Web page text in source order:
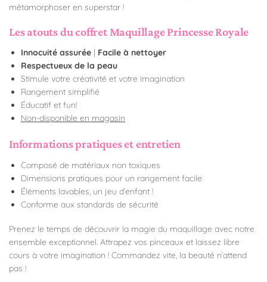
métamorphoser en superstar !
Les atouts du coffret Maquillage Princesse Royale
Innocuité assurée
Facile à nettoyer
Respectueux de la peau
Stimule votre créativité et votre imagination
Rangement simplifié
Éducatif et fun!
Non-disponible en magasin
Informations pratiques et entretien
Composé de matériaux non toxiques
Dimensions pratiques pour un rangement facile
Éléments lavables, un jeu d’enfant !
Conforme aux standards de sécurité
Prenez le temps de découvrir la magie du maquillage avec notre
ensemble exceptionnel. Attrapez vos pinceaux et laissez libre
cours à votre imagination ! Commandez vite, la beauté n’attend
pas !